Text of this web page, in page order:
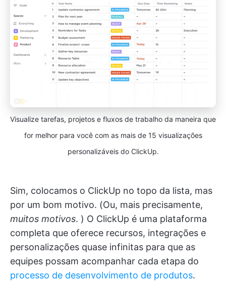
Visualize tarefas, projetos e fluxos de trabalho da maneira que
for melhor para você com as mais de 15 visualizações
personalizáveis do ClickUp.
Sim, colocamos o ClickUp no topo da lista, mas
por um bom motivo. (Ou, mais precisamente,
muitos motivos. ) O ClickUp é uma plataforma
completa que oferece recursos, integrações e
personalizações quase infinitas para que as
equipes possam acompanhar cada etapa do
processo de desenvolvimento de produtos.